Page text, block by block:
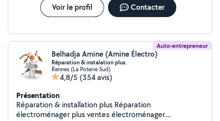
Voir le profil Contacter
Auto-entrepreneur
Belhadja Amine (Amine Électro)
Réparation & instalation plus.
Rennes (La Poterie Sud)
4,8/5 (354 avis)
Présentation
Réparation & installation plus Réparation
électroménager plus ventes électroménager